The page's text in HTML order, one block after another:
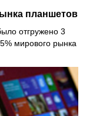
планшетов
отгружено 3
мирового рынка